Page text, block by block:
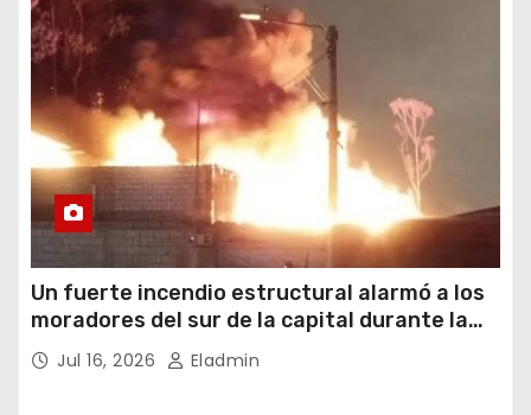
Un fuerte incendio estructural alarmó a los
moradores del sur de la capital durante la
noche del miércoles 15 de julio de 2026
Jul 16, 2026 Eladmin